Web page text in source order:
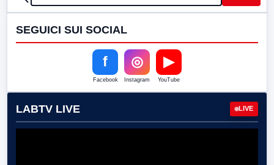
SEGUICI SUI SOCIAL
f
Facebook
◎
Instagram
▶
YouTube
LABTV LIVE LIVE